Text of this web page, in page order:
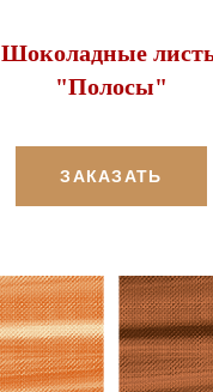
Шоколадные
"Полосы"
ЗАКАЗАТЬ